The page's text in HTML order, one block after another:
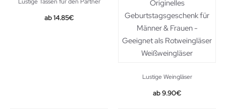
14.85€
Lustige Weingläser
Original
9.90€Current